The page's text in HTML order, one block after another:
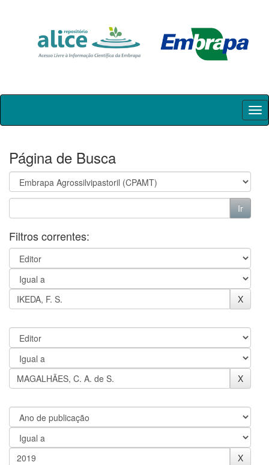
Skip
Página de Busca
Filtros correntes: